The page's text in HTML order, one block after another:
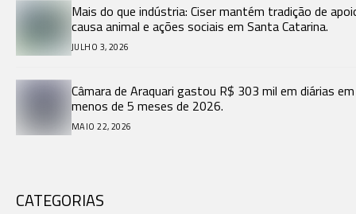
Mais do que indústria: Ciser mantém tradição de
causa animal e ações sociais em Santa Catarina.
JULHO 3, 2026
Câmara de Araquari gastou R$ 303 mil em diárias em
menos de 5 meses de 2026.
MAIO 22, 2026
CATEGORIAS